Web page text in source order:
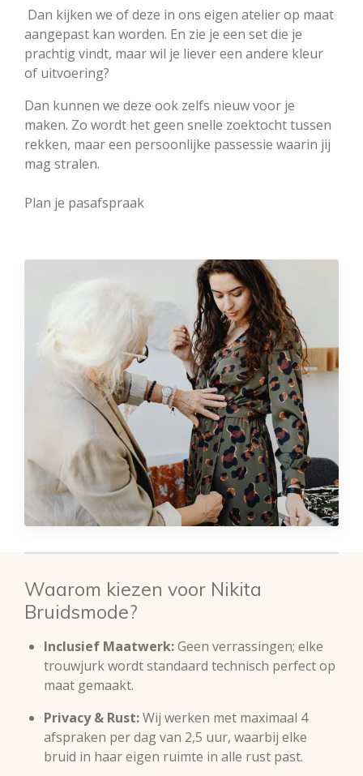
Dan kijken we of deze in ons eigen atelier op maat
aangepast kan worden. En zie je een set die je
prachtig vindt, maar wil je liever een andere kleur
of uitvoering?
Dan kunnen we deze ook zelfs nieuw voor je
maken. Zo wordt het geen snelle zoektocht tussen
rekken, maar een persoonlijke passessie waarin jij
mag stralen.
Plan je pasafspraak
Waarom kiezen voor Nikita
Bruidsmode?
Inclusief Maatwerk:Geen verrassingen; elke
trouwjurk wordt standaard technisch perfect op
maat gemaakt.
Privacy & Rust:Wij werken met maximaal 4
afspraken per dag van 2,5 uur, waarbij elke
bruid in haar eigen ruimte in alle rust past.